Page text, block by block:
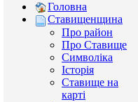
Головна
Ставищенщина
Про район
Про Ставище
Символіка
Історія
Ставище на
карті